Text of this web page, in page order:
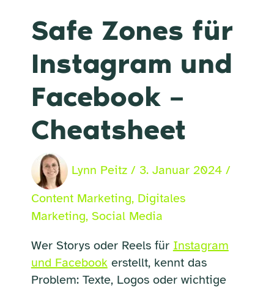
Safe Zones für
Instagram und
Facebook –
Cheatsheet
Lynn Peitz / 3. Januar 2024 /
Content Marketing, Digitales
Marketing, Social Media
Wer Storys oder Reels für Instagram
und Facebookerstellt, kennt das
Problem: Texte, Logos oder wichtige